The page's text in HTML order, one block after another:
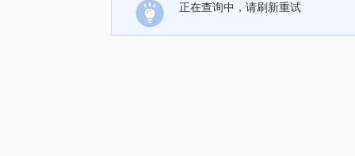
正在查询中，请刷新重试